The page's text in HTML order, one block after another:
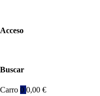
Acceso
Buscar
Carro 0 0,00 €